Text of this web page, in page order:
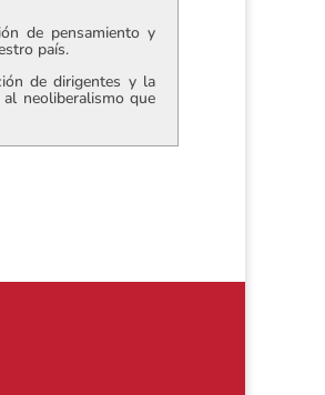
de pensamiento y
país.
de dirigentes y la
neoliberalismo que